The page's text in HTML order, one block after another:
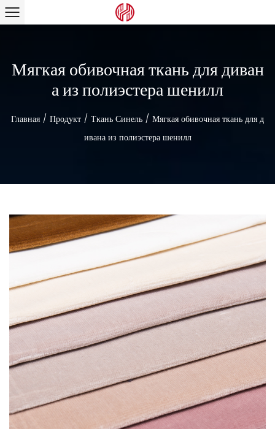
Мягкая обивочная ткань для диван
а из полиэстера шенилл
Главная / Продукт / Ткань Синель / Мягкая обивочная ткань для д
ивана из полиэстера шенилл